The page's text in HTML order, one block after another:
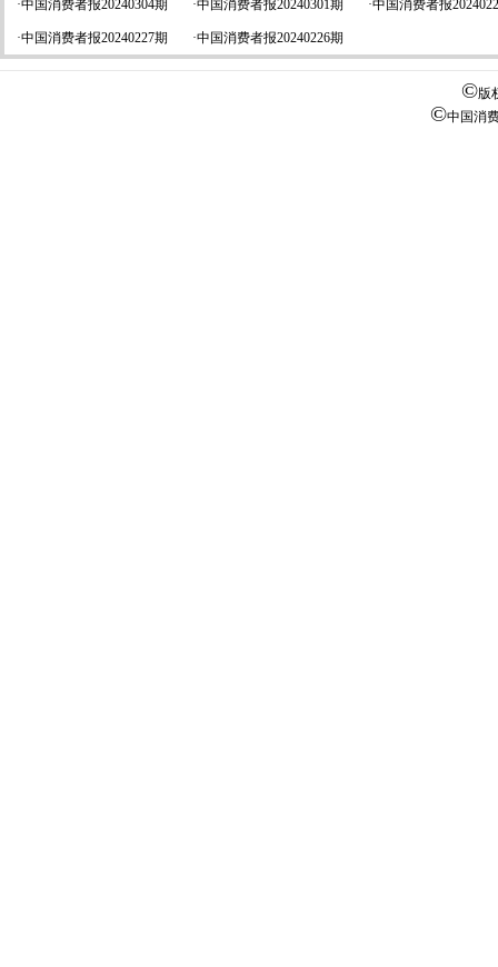
·中国消费者报20240304期 ·中国消费者报20240301期 ·中国消费者报
·中国消费者报20240227期 ·中国消费者报20240226期
©版
©中国消